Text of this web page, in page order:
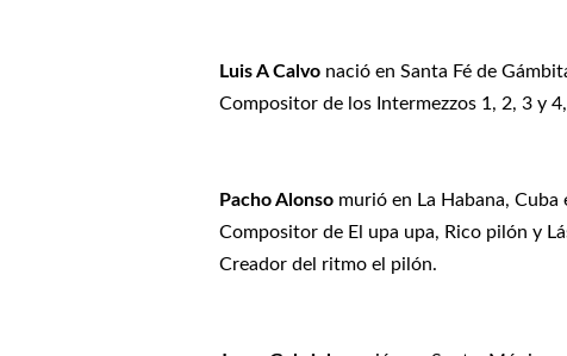
Luis A Calvo nació en Santa Fé de
Compositor de los Intermezzos 1, 2, 3 y
Pacho Alonso murió en La Habana,
Compositor de El upa upa, Rico pilón y
Creador del ritmo el pilón.